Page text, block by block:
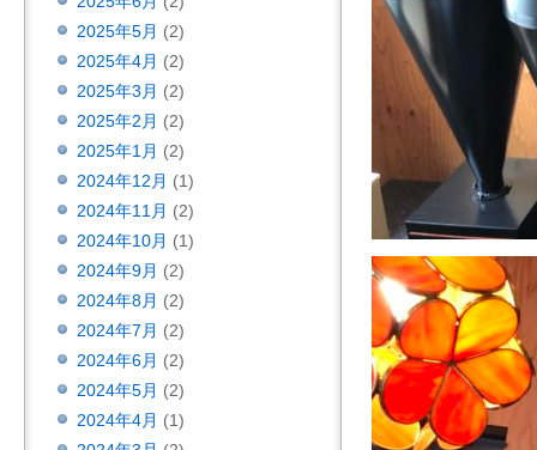
2025年5月 (2)
2025年4月 (2)
2025年3月 (2)
2025年2月 (2)
2025年1月 (2)
2024年12月 (1)
2024年11月 (2)
2024年10月 (1)
2024年9月 (2)
2024年8月 (2)
2024年7月 (2)
2024年6月 (2)
2024年5月 (2)
2024年4月 (1)